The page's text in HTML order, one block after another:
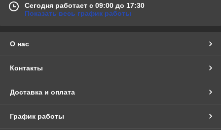
Сегодня работает с 09:00 до 17:30
Показать весь график работы
О нас
Контакты
Доставка и оплата
График работы